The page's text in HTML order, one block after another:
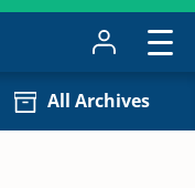
All Archives